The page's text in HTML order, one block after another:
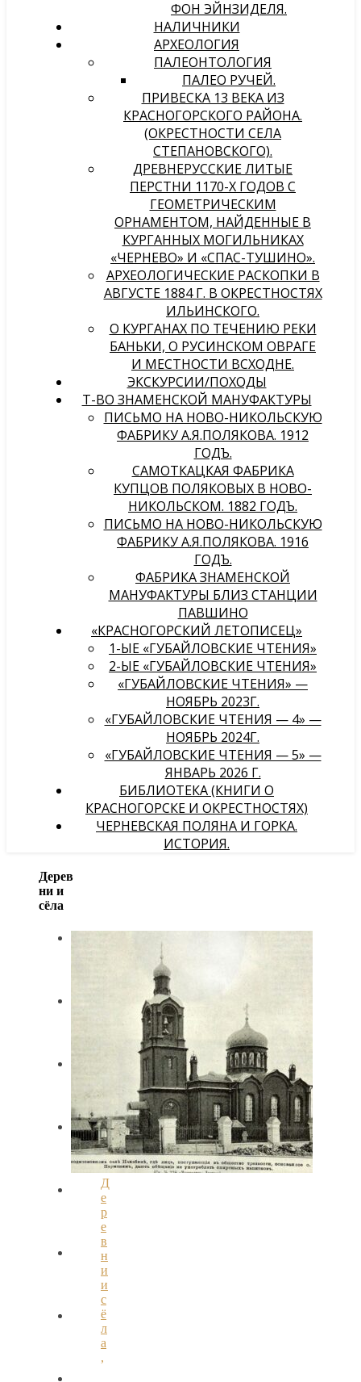
ФОН ЭЙНЗИДЕЛЯ.
НАЛИЧНИКИ
АРХЕОЛОГИЯ
ПАЛЕОНТОЛОГИЯ
ПАЛЕО РУЧЕЙ.
ПРИВЕСКА 13 ВЕКА ИЗ
КРАСНОГОРСКОГО РАЙОНА.
(ОКРЕСТНОСТИ СЕЛА
СТЕПАНОВСКОГО).
ДРЕВНЕРУССКИЕ ЛИТЫЕ
ПЕРСТНИ 1170-Х ГОДОВ С
ГЕОМЕТРИЧЕСКИМ
ОРНАМЕНТОМ, НАЙДЕННЫЕ В
КУРГАННЫХ МОГИЛЬНИКАХ
«ЧЕРНЕВО» И «СПАС-ТУШИНО».
АРХЕОЛОГИЧЕСКИЕ РАСКОПКИ В
АВГУСТЕ 1884 Г. В ОКРЕСТНОСТЯХ
ИЛЬИНСКОГО.
О КУРГАНАХ ПО ТЕЧЕНИЮ РЕКИ
БАНЬКИ, О РУСИНСКОМ ОВРАГЕ
И МЕСТНОСТИ ВСХОДНЕ.
ЭКСКУРСИИ/ПОХОДЫ
Т-ВО ЗНАМЕНСКОЙ МАНУФАКТУРЫ
ПИСЬМО НА НОВО-НИКОЛЬСКУЮ
ФАБРИКУ А.Я.ПОЛЯКОВА. 1912
ГОДЪ.
САМОТКАЦКАЯ ФАБРИКА
КУПЦОВ ПОЛЯКОВЫХ В НОВО-
НИКОЛЬСКОМ. 1882 ГОДЪ.
ПИСЬМО НА НОВО-НИКОЛЬСКУЮ
ФАБРИКУ А.Я.ПОЛЯКОВА. 1916
ГОДЪ.
ФАБРИКА ЗНАМЕНСКОЙ
МАНУФАКТУРЫ БЛИЗ СТАНЦИИ
ПАВШИНО
«КРАСНОГОРСКИЙ ЛЕТОПИСЕЦ»
1-ЫЕ «ГУБАЙЛОВСКИЕ ЧТЕНИЯ»
2-ЫЕ «ГУБАЙЛОВСКИЕ ЧТЕНИЯ»
«ГУБАЙЛОВСКИЕ ЧТЕНИЯ» —
НОЯБРЬ 2023Г.
«ГУБАЙЛОВСКИЕ ЧТЕНИЯ — 4» —
НОЯБРЬ 2024Г.
«ГУБАЙЛОВСКИЕ ЧТЕНИЯ — 5» —
ЯНВАРЬ 2026 Г.
БИБЛИОТЕКА (КНИГИ О
КРАСНОГОРСКЕ И ОКРЕСТНОСТЯХ)
ЧЕРНЕВСКАЯ ПОЛЯНА И ГОРКА.
ИСТОРИЯ.
Дерев
ни и
сёла
Д
е
р
е
в
н
и
и
с
ё
л
а
,